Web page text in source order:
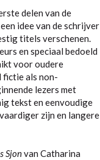
delen van de
idee van de schrijver
titels verschenen.
en speciaal bedoeld
voor oudere
fictie als non-
lezers met
tekst en eenvoudige
zijn en langere
Sjonvan Catharina